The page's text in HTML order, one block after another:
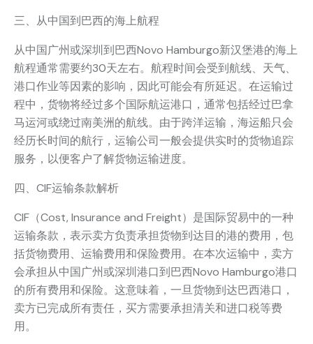
三、从中国到巴西的海上航程
从中国广州或深圳到巴西Novo Hamburgo新汉堡港的海上
航程通常需要约30天左右。航程时间会受到航线、天气、
港口作业等因素的影响，因此可能会有所延迟。在运输过
程中，货物将经过多个国际航运港口，通常包括经过巴拿
马运河或绕过南美洲的航线。由于跨洋运输，海运船只会
经历长时间的航行，运输公司一般会提供实时的货物追踪
服务，以便客户了解货物运输进度。
四、CIF运输条款解析
CIF（Cost, Insurance and Freight）是国际贸易中的一种
运输条款，表示卖方负责承担货物到达目的港的费用，包
括货物费用、运输费用和保险费用。在本次运输中，卖方
会承担从中国广州或深圳港口到巴西Novo Hamburgo港口
的所有费用和保险。这意味着，一旦货物到达巴西港口，
卖方已完成所有责任，买方需要承担清关和进口税等费
用。